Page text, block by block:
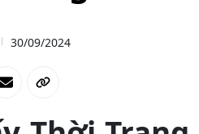
30/09/2024